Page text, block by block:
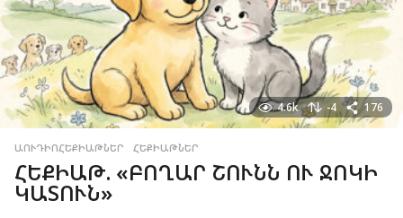
4.6k -4 176
ԱՈՒԴԻՈՀԵՔԻԱԹՆԵՐ ,ՀԵՔԻԱԹՆԵՐ
ՀԵՔԻԱԹ. «ԲՈՂԱՐ ՇՈՒՆՆ ՈՒ ՋՈԿԻ
ԿԱՏՈՒՆ»